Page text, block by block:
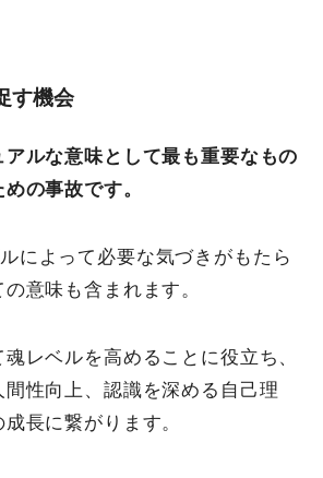
す機会
ルな意味として最も重要なもの
の事故です。
によって必要な気づきがもたら
意味も含まれます。
レベルを高めることに役立ち、
性向上、認識を深める自己理
長に繋がります。